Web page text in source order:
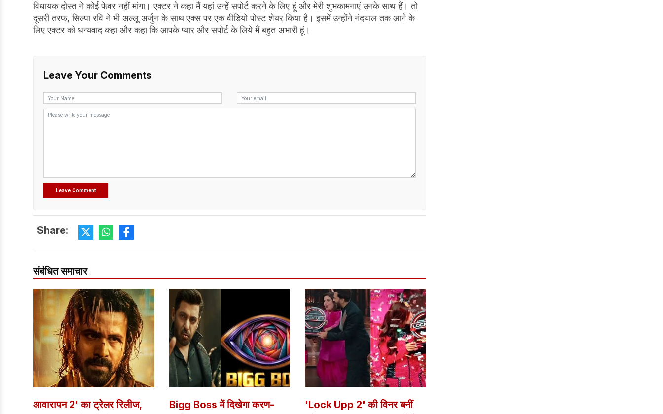
विधायक दोस्त ने कोई फेवर नहीं मांगा। एक्टर ने कहा मैं यहां उन्हें सपोर्ट करने के लिए हूं और मेरी शुभकामनाएं उनके साथ हैं। तो
दूसरी तरफ, सिल्पा रवि ने भी अल्लू अर्जुन के साथ एक्स पर एक वीडियो पोस्ट शेयर किया है। इसमें उन्होंने नंदयाल तक आने के
लिए एक्टर को धन्यवाद कहा और कहा कि आपके प्यार और सपोर्ट के लिये मैं बहुत अभारी हूं।
Leave Your Comments
Share:
संबंधित समाचार
आवारापन 2' का ट्रेलर रिलीज,
Bigg Boss में दिखेगा करण-
'Lock Upp 2' की विनर बनीं